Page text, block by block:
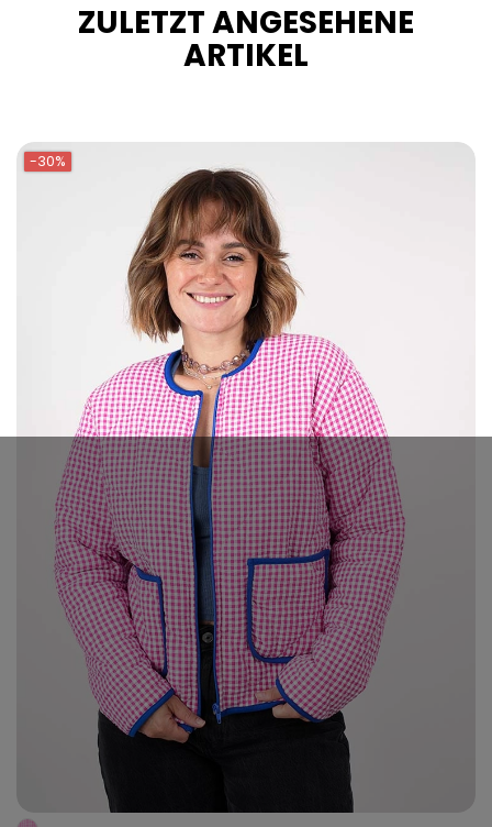
ZULETZT ANGESEHENE
ARTIKEL
-30%